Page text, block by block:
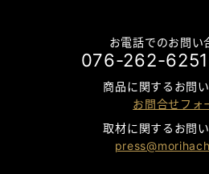
お電話でのお問い
076-262-6251
商品に関するお問
お問合せフォ
取材に関するお問